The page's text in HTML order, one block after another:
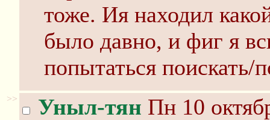
тоже. Ия находил
было давно, и фиг я
попытаться поискать/
>> Уныл-тян Пн 10